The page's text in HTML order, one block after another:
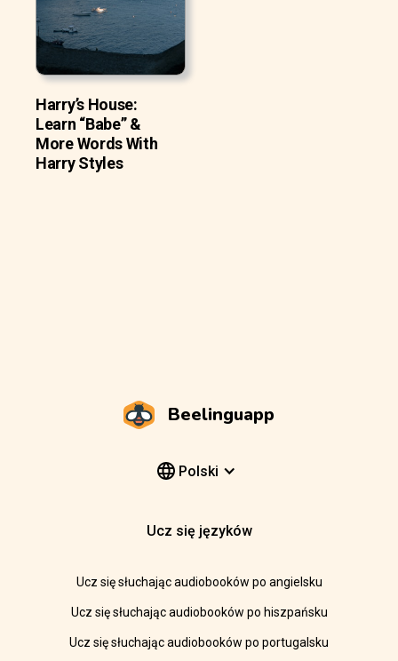
Harry’s House:
Learn “Babe” &
More Words With
Harry Styles
Beelinguapp
Polski
Ucz się języków
Ucz się słuchając audiobooków po angielsku
Ucz się słuchając audiobooków po hiszpańsku
Ucz się słuchając audiobooków po portugalsku